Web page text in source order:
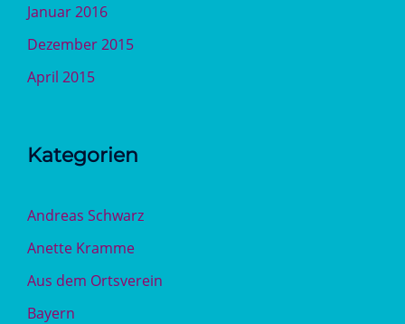
Januar 2016
Dezember 2015
April 2015
Kategorien
Andreas Schwarz
Anette Kramme
Aus dem Ortsverein
Bayern